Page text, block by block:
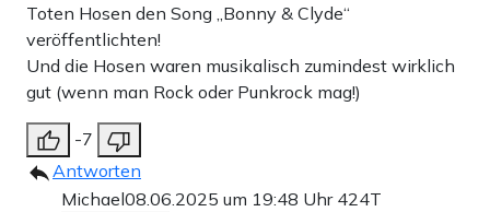
Toten Hosen den Song „Bonny & Clyde“
veröffentlichten!
Und die Hosen waren musikalisch zumindest wirklich
gut (wenn man Rock oder Punkrock mag!)
-7
Antworten
Michael08.06.2025 um 19:48 Uhr 424T